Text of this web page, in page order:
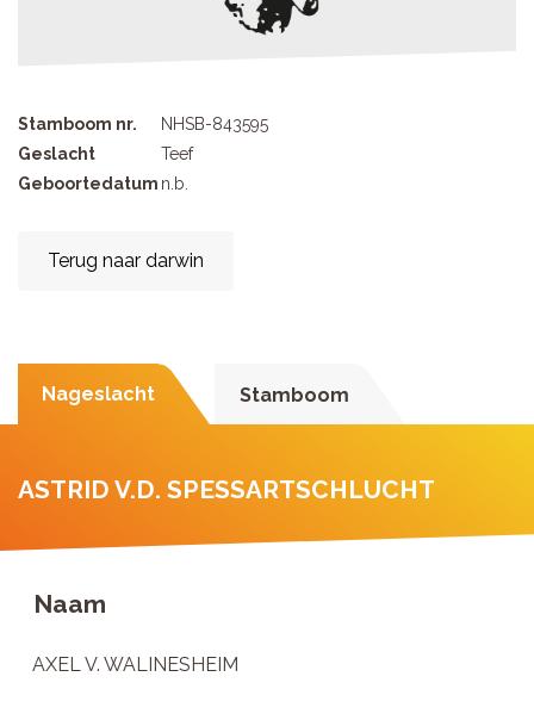
Stamboom nr.
NHSB-843595
Geslacht
Teef
Geboortedatum n.b.
Terug naar darwin
Nageslacht Stamboom
ASTRID V.D. SPESSARTSCHLUCHT
Naam
AXEL V. WALINESHEIM